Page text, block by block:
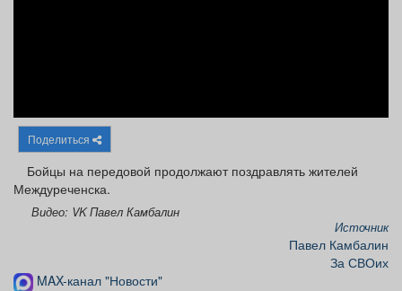
Поделиться
Бойцы на передовой продолжают поздравлять жителей
Междуреченска.
Видео: VK Павел Камбалин
Источник
Павел Камбалин
За СВОих
MAX-канал "Новости"